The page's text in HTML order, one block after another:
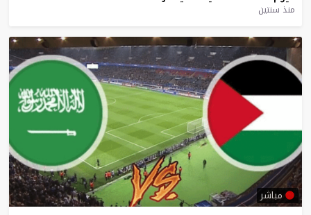
منذ سنتين
مباشر